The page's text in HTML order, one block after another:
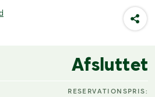
Afsluttet
RESERVATIONSPRIS: